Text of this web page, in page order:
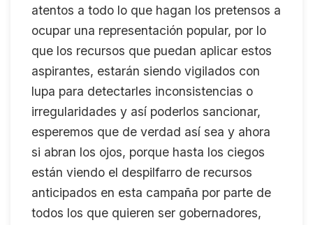
atentos a todo lo que hagan los pretensos a
ocupar una representación popular, por lo
que los recursos que puedan aplicar estos
aspirantes, estarán siendo vigilados con
lupa para detectarles inconsistencias o
irregularidades y así poderlos sancionar,
esperemos que de verdad así sea y ahora
si abran los ojos, porque hasta los ciegos
están viendo el despilfarro de recursos
anticipados en esta campaña por parte de
todos los que quieren ser gobernadores,